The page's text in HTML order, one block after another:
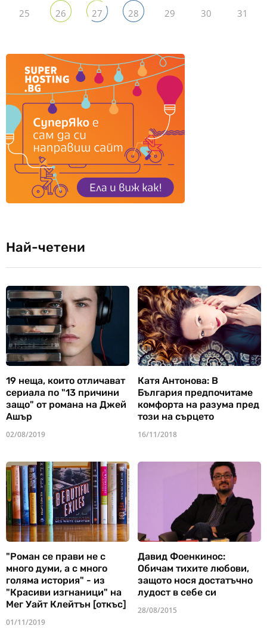
25 26 27 28 29 30 31
Най-четени
19 неща, които отличават
сериала по "13 причини
защо" от романа на Джей
Ашър
02/08/2019
Катя Антонова: В
България предпочитаме
комфорта на разума пред
този на сърцето
16/11/2018
"Роман се прави не с
много думи, а с много
голяма история" - из
"Красиви изгнаници" на
Мег Уайт Клейтън [откъс]
01/11/2019
Давид Фоенкинос:
Обичам тихите любови,
защото нося достатъчно
лудост в себе си
28/08/2015